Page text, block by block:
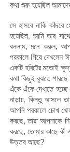
কথা শুরু হয়েছিল
সে হাসবে নাকি কাঁদবে
হয়েছিল, আমি তার
বললাম, মনে করুন,
পরকালে গিয়ে দেখলেন
একটি হবিটের মতোই
কথা কিছুই বুঝতে পারছে
এঁকে এঁকে দেখাতে
নাড়ায়, কিন্তু আসলে
আপনি পরকালে চোখ
করছে, তারা আপনাকে
করছে, তোমার কাছে
উত্তর আছে?